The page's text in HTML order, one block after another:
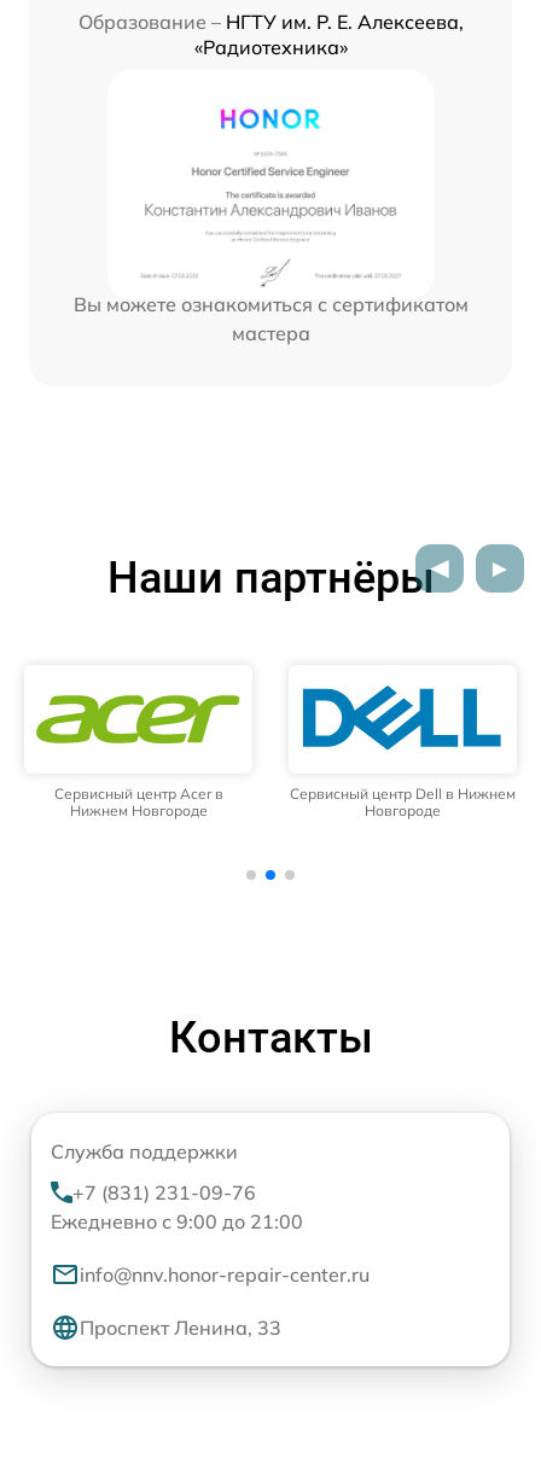
Образование – НГТУ им. Р. Е. Алексеева,
«Радиотехника»
Вы можете ознакомиться с сертификатом
мастера
Наши партнёры
Сервисный центр Acer в
Нижнем Новгороде
Сервисный центр Dell в Нижнем
Новгороде
Контакты
Служба поддержки
+7 (831) 231-09-76
Ежедневно с 9:00 до 21:00
info@nnv.honor-repair-center.ru
Проспект Ленина, 33